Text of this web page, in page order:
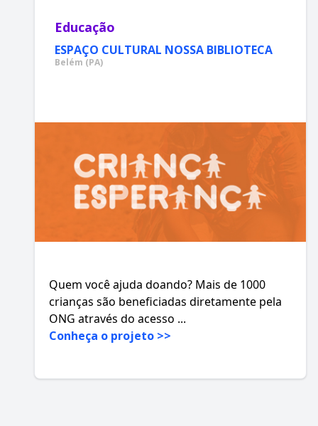
Educação
ESPAÇO CULTURAL NOSSA BIBLIOTECA
Belém (PA)
Quem você ajuda doando? Mais de 1000
crianças são beneficiadas diretamente pela
ONG através do acesso ...
Conheça o projeto >>